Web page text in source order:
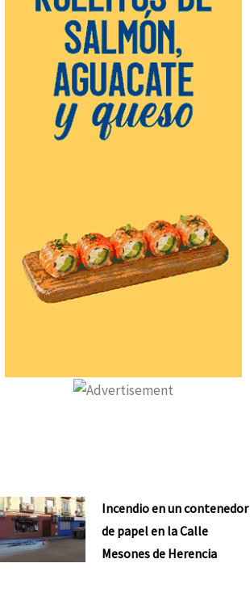
Incendio en un contenedor
de papel en la Calle
Mesones de Herencia